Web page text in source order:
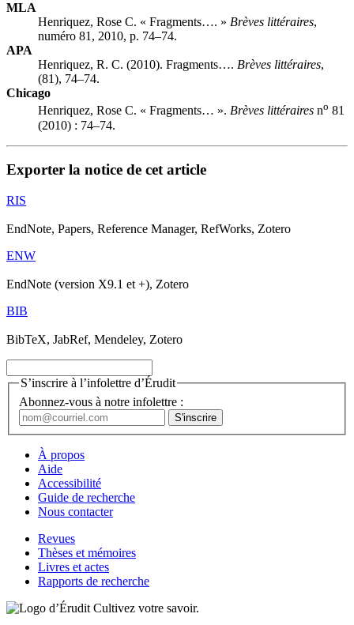
MLA
Henriquez, Rose C. « Fragments…. » Brèves littéraires,
numéro 81, 2010, p. 74–74.
APA
Henriquez, R. C. (2010). Fragments…. Brèves littéraires,
(81), 74–74.
Chicago
Henriquez, Rose C. « Fragments… ». Brèves littéraires no 81
(2010) : 74–74.
Exporter la notice de cet article
RIS
EndNote, Papers, Reference Manager, RefWorks, Zotero
ENW
EndNote (version X9.1 et +), Zotero
BIB
BibTeX, JabRef, Mendeley, Zotero
S’inscrire à l’infolettre d’Érudit
Abonnez-vous à notre infolettre :
À propos
Aide
Accessibilité
Guide de recherche
Nous contacter
Revues
Thèses et mémoires
Livres et actes
Rapports de recherche
Cultivez votre savoir.